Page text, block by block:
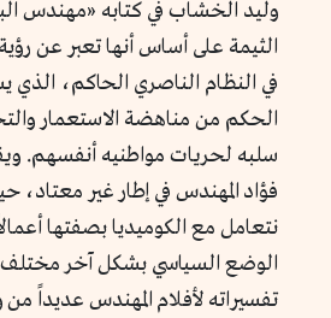
وليد الخشاب في كتابه «مهندس
الثيمة على أساس أنها تعبر عن
في النظام الناصري الحاكم، الذي
الحكم من مناهضة الاستعمار
سلبه لحريات مواطنيه أنفسهم.
فؤاد المهندس في إطار غير معتاد،
نتعامل مع الكوميديا بصفتها
الوضع السياسي بشكل آخر
تفسيراته لأفلام المهندس عديداً